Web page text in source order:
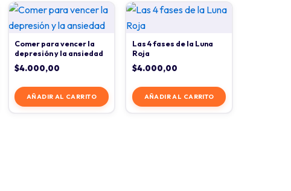
Comer para vencer la
depresión y la ansiedad
$4.000,00
AÑADIR AL CARRITO
Las 4 fases de la Luna
Roja
$4.000,00
AÑADIR AL CARRITO